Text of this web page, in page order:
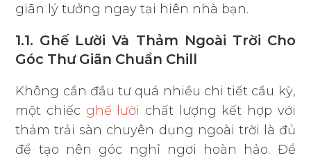
giãn lý tưởng ngay tại hiên nhà bạn.
1.1. Ghế Lười Và Thảm Ngoài Trời Cho
Góc Thư Giãn Chuẩn Chill
Không cần đầu tư quá nhiều chi tiết cầu kỳ,
một chiếc ghế lười chất lượng kết hợp với
thảm trải sàn chuyên dụng ngoài trời là đủ
để tạo nên góc nghỉ ngơi hoàn hảo. Để